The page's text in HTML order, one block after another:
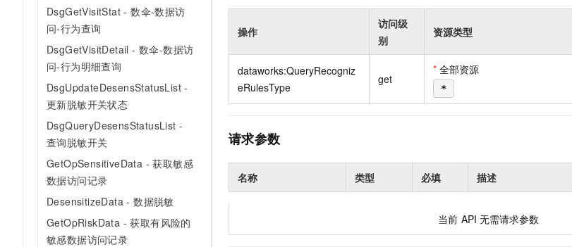
DsgGetVisitStat - 数伞-数据访
问-行为查询
DsgGetVisitDetail - 数伞-数据访
问-行为明细查询
DsgUpdateDesensStatusList -
更新脱敏开关状态
DsgQueryDesensStatusList -
查询脱敏开关
GetOpSensitiveData - 获取敏感
数据访问记录
DesensitizeData - 数据脱敏
GetOpRiskData - 获取有风险的
敏感数据访问记录
操作
访问级
别
资源类型
dataworks:QueryRecogniz
eRulesType
get
* 全部资源
*
请求参数
名称 类型 必填 描述
当前 API 无需请求参数
快速部署 Dify，高效搭建 AI 应用 10分钟微调：让0.6B模型媲美235B模型
迁移与运维管理
专有云